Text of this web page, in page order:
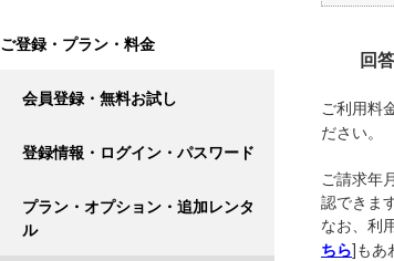
ご登録・プラン・料金
会員登録・無料お試し
登録情報・ログイン・パスワード
プラン・オプション・追加レンタ
ル
回答
ご利用料
ださい。
ご請求年
認できます
なお、利
ちら]もあ